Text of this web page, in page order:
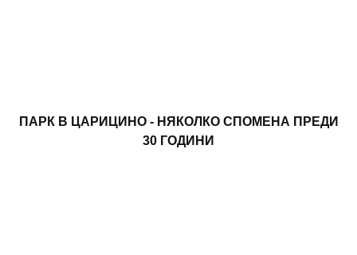
ПАРК В ЦАРИЦИНО - НЯКОЛКО СПОМЕНА ПРЕДИ
30 ГОДИНИ